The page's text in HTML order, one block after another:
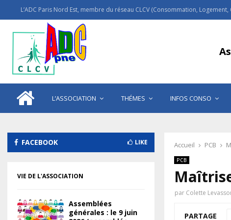
L’ADC Paris Nord Est, membre du réseau CLCV (Consommation, Logement,
L’ASSOCIATION THÉMES INFOS CONSO
Accueil PCB
PCB
par Colette
PARTAGE
FACEBOOK LIKE
VIE DE L'ASSOCIATION
Assemblées
générales : le 9 juin